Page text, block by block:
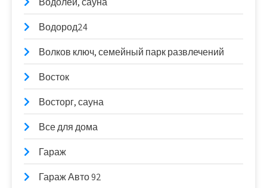
Водород24
Волков ключ, семейный парк развлечений
Восток
Восторг, сауна
Все для дома
Гараж
Гараж Авто 92